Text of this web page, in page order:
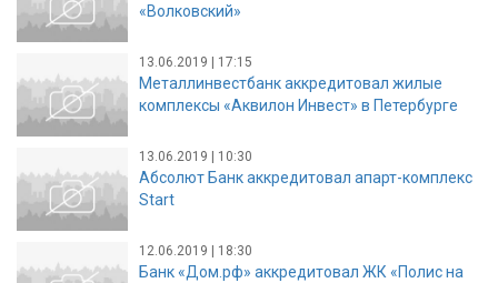
«Волковский»
13.06.2019 | 17:15
Металлинвестбанк аккредитовал жилые
комплексы «Аквилон Инвест» в Петербурге
13.06.2019 | 10:30
Абсолют Банк аккредитовал апарт-комплекс
Start
12.06.2019 | 18:30
Банк «Дом.рф» аккредитовал ЖК «Полис на